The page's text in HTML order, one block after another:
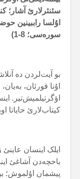
سئنئرلارئ آشار؛
اۇلسا راببینین
سورەسی؛ 8-1)
بو آیت‌لردن دە
اۇنا قورئان،
اؤگرتیلمیش‌تیر.
کیتاب‌لارئ حایاتا
ایلک اینسان
باحچەدن آشاغئ
پیشمان اۇلموش؛